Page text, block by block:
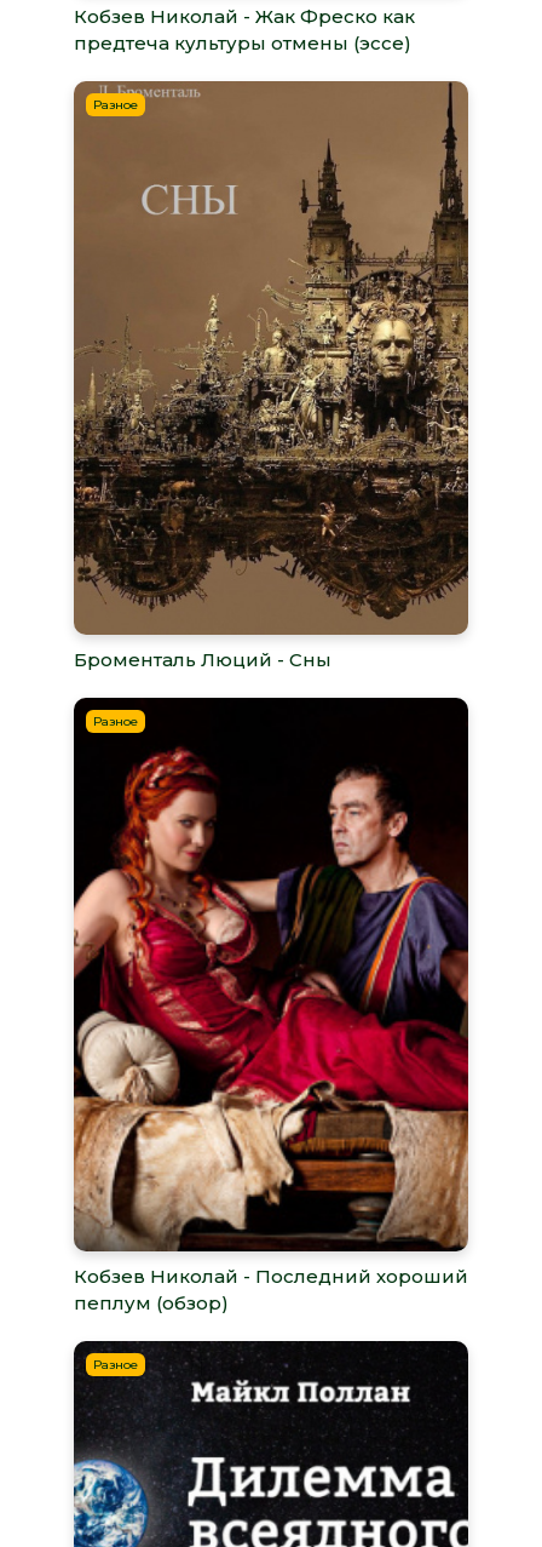
Кобзев Николай - Жак Фреско как
предтеча культуры отмены (эссе)
Разное
Броменталь Люций - Сны
Разное
Кобзев Николай - Последний хороший
пеплум (обзор)
Разное